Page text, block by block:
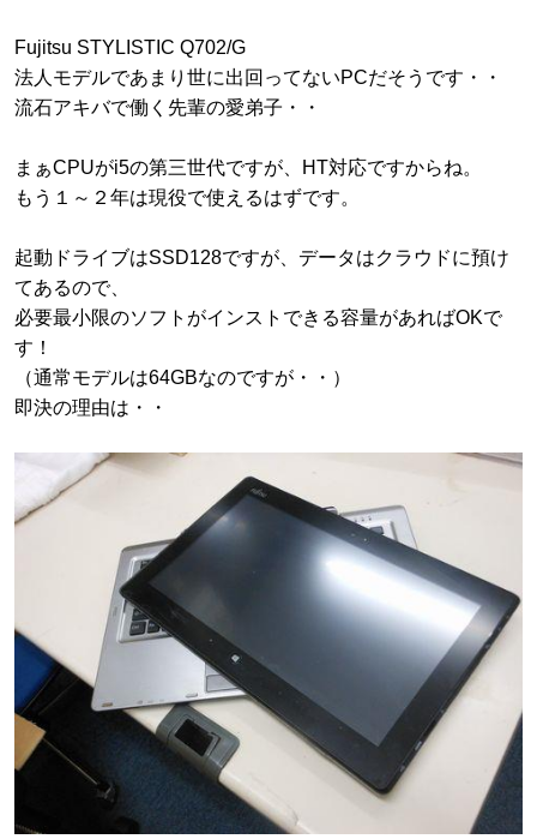
Fujitsu STYLISTIC Q702/G
法人モデルであまり世に出回ってないPCだそうです・・
流石アキバで働く先輩の愛弟子・・
まぁCPUがi5の第三世代ですが、HT対応ですからね。
もう１～２年は現役で使えるはずです。
起動ドライブはSSD128ですが、データはクラウドに預け
てあるので、
必要最小限のソフトがインストできる容量があればOKで
す！
（通常モデルは64GBなのですが・・）
即決の理由は・・